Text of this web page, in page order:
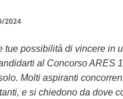
2024
tue possibilità di vincere in
al Concorso ARES
Molti aspiranti
e si chiedono da dove